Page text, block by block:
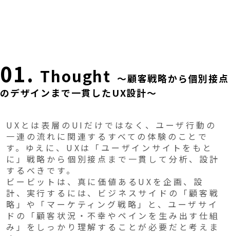
01. Thought ～顧客戦略から個別接点
のデザインまで一貫したUX設計～
UXとは表層のUIだけではなく、ユーザ行動の
一連の流れに関連するすべての体験のことで
す。ゆえに、UXは「ユーザインサイトをもと
に」戦略から個別接点まで一貫して分析、設計
するべきです。
ビービットは、真に価値あるUXを企画、設
計、実行するには、ビジネスサイドの「顧客戦
略」や「マーケティング戦略」と、ユーザサイ
ドの「顧客状況・不幸やペインを生み出す仕組
み」をしっかり理解することが必要だと考えま